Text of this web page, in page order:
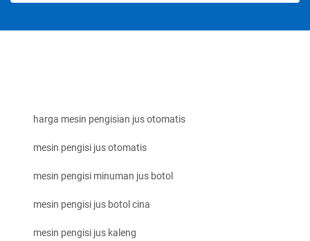
harga mesin pengisian jus otomatis
mesin pengisi jus otomatis
mesin pengisi minuman jus botol
mesin pengisi jus botol cina
mesin pengisi jus kaleng